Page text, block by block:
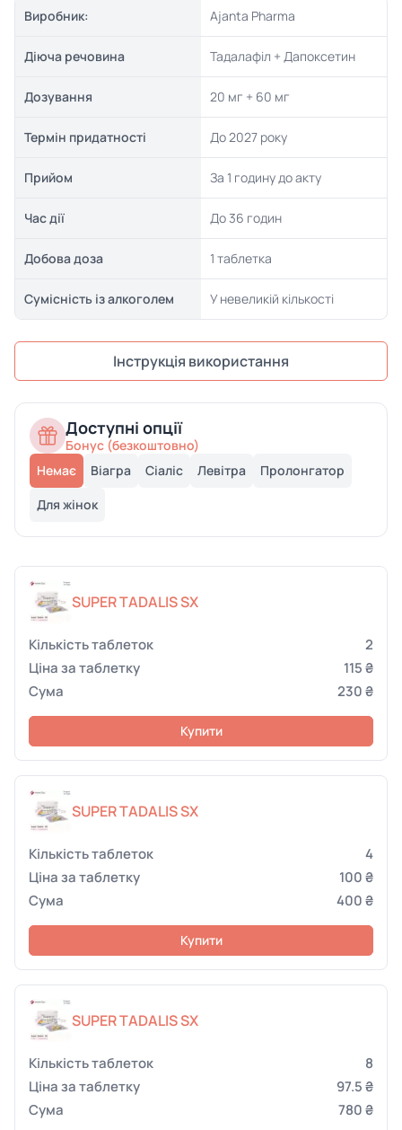
Виробник: Ajanta Pharma
Діюча речовина Тадалафіл + Дапоксетин
Дозування 20 мг + 60 мг
Термін придатності До 2027 року
Прийом За 1 годину до акту
Час дії До 36 годин
Добова доза 1 таблетка
Сумісність із алкоголем У невеликій кількості
Інструкція використання
Доступні опції
Бонус (безкоштовно)
Немає
Віагра Сіаліс Левітра
Пролонгатор
Для жінок
SUPER TADALIS SX
2
115 ₴
230 ₴
Купити
SUPER TADALIS SX
4
100 ₴
400 ₴
Купити
SUPER TADALIS SX
8
97.5 ₴
780 ₴